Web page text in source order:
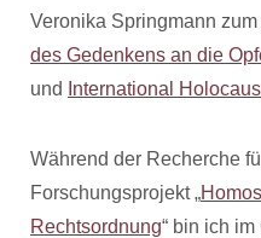
Veronika Springmann
des Gedenkens an die
und
International
Während der Recherche
Forschungsprojekt „
Rechtsordnung“ bin ich